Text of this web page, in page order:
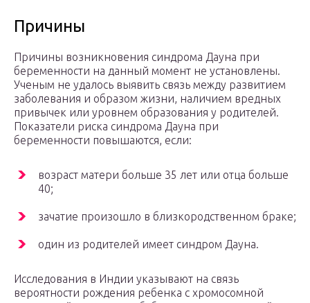
Причины
Причины возникновения синдрома Дауна при
беременности на данный момент не установлены.
Ученым не удалось выявить связь между развитием
заболевания и образом жизни, наличием вредных
привычек или уровнем образования у родителей.
Показатели риска синдрома Дауна при
беременности повышаются, если:
возраст матери больше 35 лет или отца больше
40;
зачатие произошло в близкородственном браке;
один из родителей имеет синдром Дауна.
Исследования в Индии указывают на связь
вероятности рождения ребенка с хромосомной